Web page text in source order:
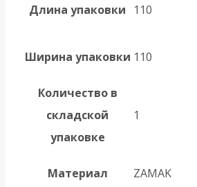
Длина упаковки 110
Ширина упаковки 110
Количество в
складской
упаковке
1
Материал ZAMAK